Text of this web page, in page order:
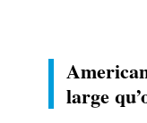
large